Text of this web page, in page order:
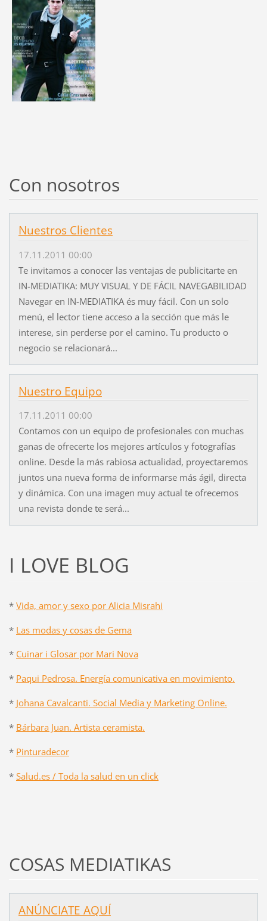
Con nosotros
Nuestros Clientes
17.11.2011 00:00
Te invitamos a conocer las ventajas de publicitarte en
IN-MEDIATIKA: MUY VISUAL Y DE FÁCIL NAVEGABILIDAD
Navegar en IN-MEDIATIKA és muy fácil. Con un solo
menú, el lector tiene acceso a la sección que más le
interese, sin perderse por el camino. Tu producto o
negocio se relacionará...
Nuestro Equipo
17.11.2011 00:00
Contamos con un equipo de profesionales con muchas
ganas de ofrecerte los mejores artículos y fotografías
online. Desde la más rabiosa actualidad, proyectaremos
juntos una nueva forma de informarse más ágil, directa
y dinámica. Con una imagen muy actual te ofrecemos
una revista donde te será...
I LOVE BLOG
* Vida, amor y sexo por Alicia Misrahi
* Las modas y cosas de Gema
* Cuinar i Glosar por Mari Nova
* Paqui Pedrosa. Energía comunicativa en movimiento.
* Johana Cavalcanti. Social Media y Marketing Online.
* Bárbara Juan. Artista ceramista.
* Pinturadecor
* Salud.es / Toda la salud en un click
COSAS MEDIATIKAS
ANÚNCIATE AQUÍ